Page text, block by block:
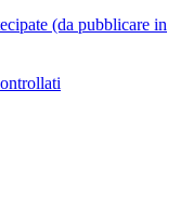
(da pubblicare in